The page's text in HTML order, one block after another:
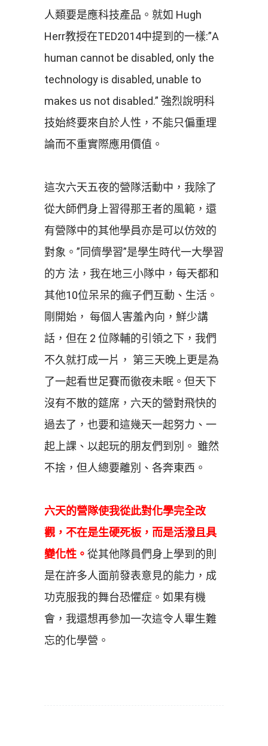
人類要是應科技產品。就如 Hugh
Herr教授在TED2014中提到的一樣:”A
human cannot be disabled, only the
technology is disabled, unable to
makes us not disabled.” 強烈說明科
技始終要來自於人性，不能只偏重理
論而不重實際應用價值。
這次六天五夜的營隊活動中，我除了
從大師們身上習得那王者的風範，還
有營隊中的其他學員亦是可以仿效的
對象。”同儕學習”是學生時代一大學習
的方 法，我在地三小隊中，每天都和
其他10位呆呆的瘋子們互動、生活。
剛開始， 每個人害羞內向，鮮少講
話，但在 2 位隊輔的引領之下，我們
不久就打成一片， 第三天晚上更是為
了一起看世足賽而徹夜未眠。但天下
沒有不散的筵席，六天的營對飛快的
過去了，也要和這幾天一起努力、一
起上課、以起玩的朋友們到別。 雖然
不捨，但人總要離別、各奔東西。
六天的營隊使我從此對化學完全改
觀，不在是生硬死板，而是活潑且具
變化性。 從其他隊員們身上學到的則
是在許多人面前發表意見的能力，成
功克服我的舞台恐懼症。如果有機
會，我還想再參加一次這令人畢生難
忘的化學營。